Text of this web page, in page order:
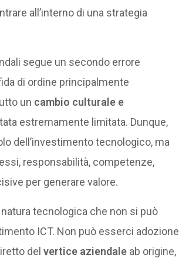
all’interno di una strategia
segue un secondo errore
di ordine principalmente
un cambio culturale e
estremamente limitata. Dunque,
dell’investimento tecnologico, ma
responsabilità, competenze,
per generare valore.
tecnologica che non si può
ICT. Non può esserci adozione
del vertice aziendaleab origine,